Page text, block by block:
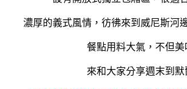
濃厚的義式風情，彷彿來到威尼斯河
餐點用料大氣，不但美
來和大家分享週末到